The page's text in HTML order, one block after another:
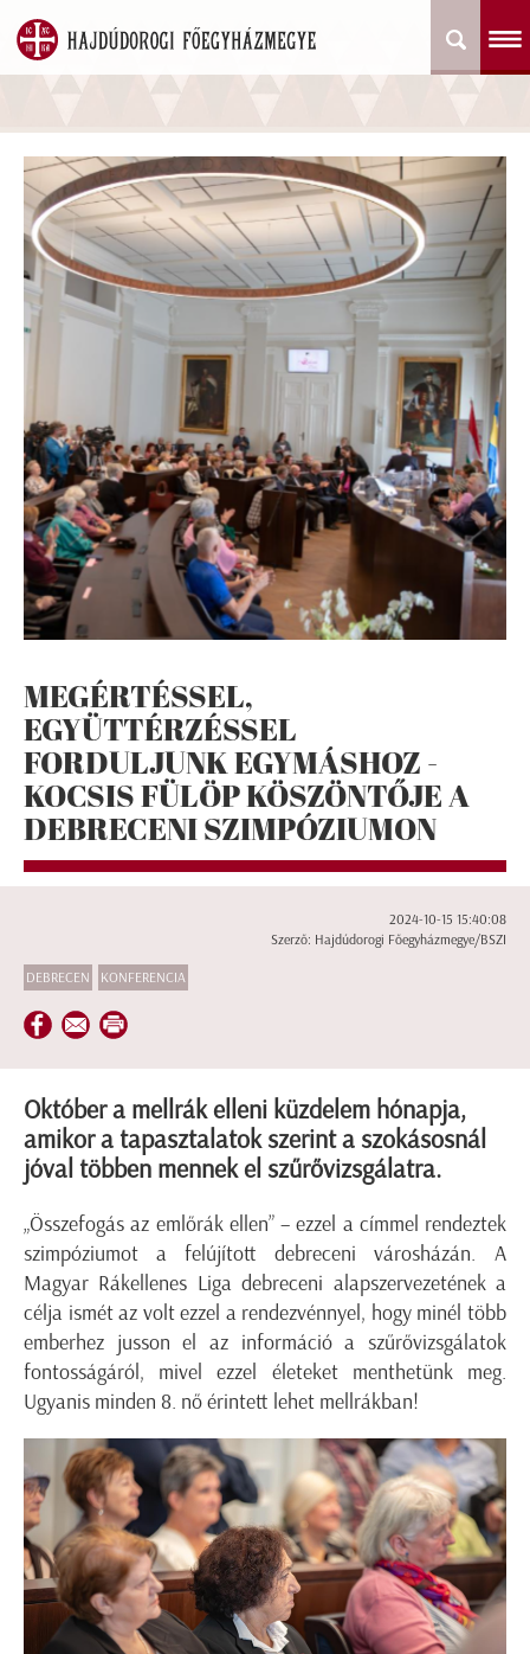
MEGÉRTÉSSEL,
EGYÜTTÉRZÉSSEL
FORDULJUNK EGYMÁSHOZ -
KOCSIS FÜLÖP KÖSZÖNTŐJE A
DEBRECENI SZIMPÓZIUMON
2024-10-15 15:40:08
Szerző: Hajdúdorogi Főegyházmegye/BSZI
DEBRECEN KONFERENCIA
Október a mellrák elleni küzdelem hónapja,
amikor a tapasztalatok szerint a szokásosnál
jóval többen mennek el szűrővizsgálatra.
„Összefogás az emlőrák ellen” – ezzel a címmel rendeztek
szimpóziumot a felújított debreceni városházán. A
Magyar Rákellenes Liga debreceni alapszervezetének a
célja ismét az volt ezzel a rendezvénnyel, hogy minél több
emberhez jusson el az információ a szűrővizsgálatok
fontosságáról, mivel ezzel életeket menthetünk meg.
Ugyanis minden 8. nő érintett lehet mellrákban!